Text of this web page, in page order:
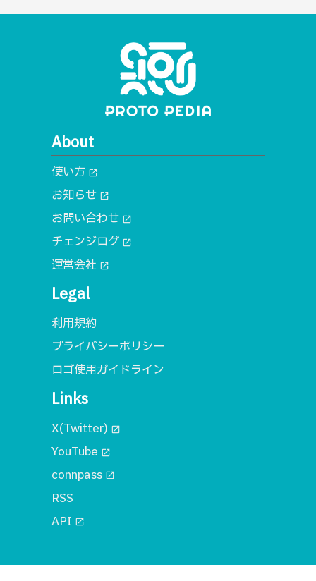
About
使い方 open_in_new
お知らせ open_in_new
お問い合わせ open_in_new
チェンジログ open_in_new
運営会社 open_in_new
Legal
利用規約
プライバシーポリシー
ロゴ使用ガイドライン
Links
X(Twitter) open_in_new
YouTube open_in_new
connpass open_in_new
RSS
API open_in_new